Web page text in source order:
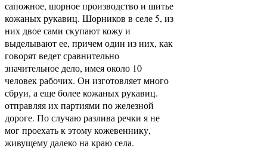
сапожное, шорное производство и шитье
кожаных рукавиц. Шорников в селе 5, из
них двое сами скупают кожу и
выделывают ее, причем один из них, как
говорят ведет сравнительно
значительное дело, имея около 10
человек рабочих. Он изготовляет много
сбруи, а еще более кожаных рукавиц.
отправляя их партиями по железной
дороге. По случаю разлива речки я не
мог проехать к этому кожевеннику,
живущему далеко на краю села.